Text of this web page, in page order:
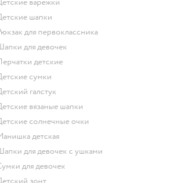
Детские варежки
Детские шапки
Рюкзак для первоклассника
Шапки для девочек
Перчатки детские
Детские сумки
Детский галстук
Детские вязаные шапки
Детские солнечные очки
Манишка детская
Шапки для девочек с ушками
Сумки для девочек
Детский зонт